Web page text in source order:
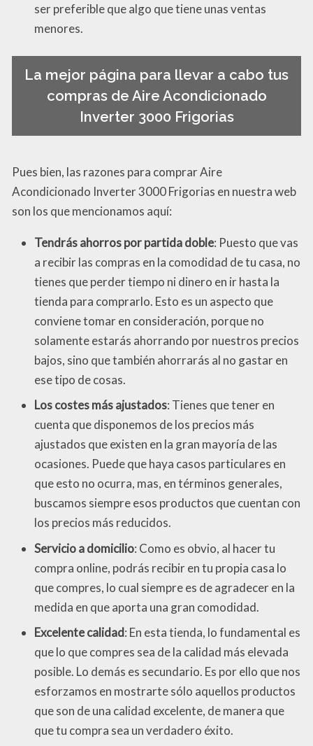
ser preferible que algo que tiene unas ventas
menores.
La mejor página para llevar a cabo tus
compras de Aire Acondicionado
Inverter 3000 Frigorias
Pues bien, las razones para comprar Aire
Acondicionado Inverter 3000 Frigorias en nuestra web
son los que mencionamos aquí:
Tendrás ahorros por partida doble: Puesto que vas
a recibir las compras en la comodidad de tu casa, no
tienes que perder tiempo ni dinero en ir hasta la
tienda para comprarlo. Esto es un aspecto que
conviene tomar en consideración, porque no
solamente estarás ahorrando por nuestros precios
bajos, sino que también ahorrarás al no gastar en
ese tipo de cosas.
Los costes más ajustados: Tienes que tener en
cuenta que disponemos de los precios más
ajustados que existen en la gran mayoría de las
ocasiones. Puede que haya casos particulares en
que esto no ocurra, mas, en términos generales,
buscamos siempre esos productos que cuentan con
los precios más reducidos.
Servicio a domicilio: Como es obvio, al hacer tu
compra online, podrás recibir en tu propia casa lo
que compres, lo cual siempre es de agradecer en la
medida en que aporta una gran comodidad.
Excelente calidad: En esta tienda, lo fundamental es
que lo que compres sea de la calidad más elevada
posible. Lo demás es secundario. Es por ello que nos
esforzamos en mostrarte sólo aquellos productos
que son de una calidad excelente, de manera que
que tu compra sea un verdadero éxito.